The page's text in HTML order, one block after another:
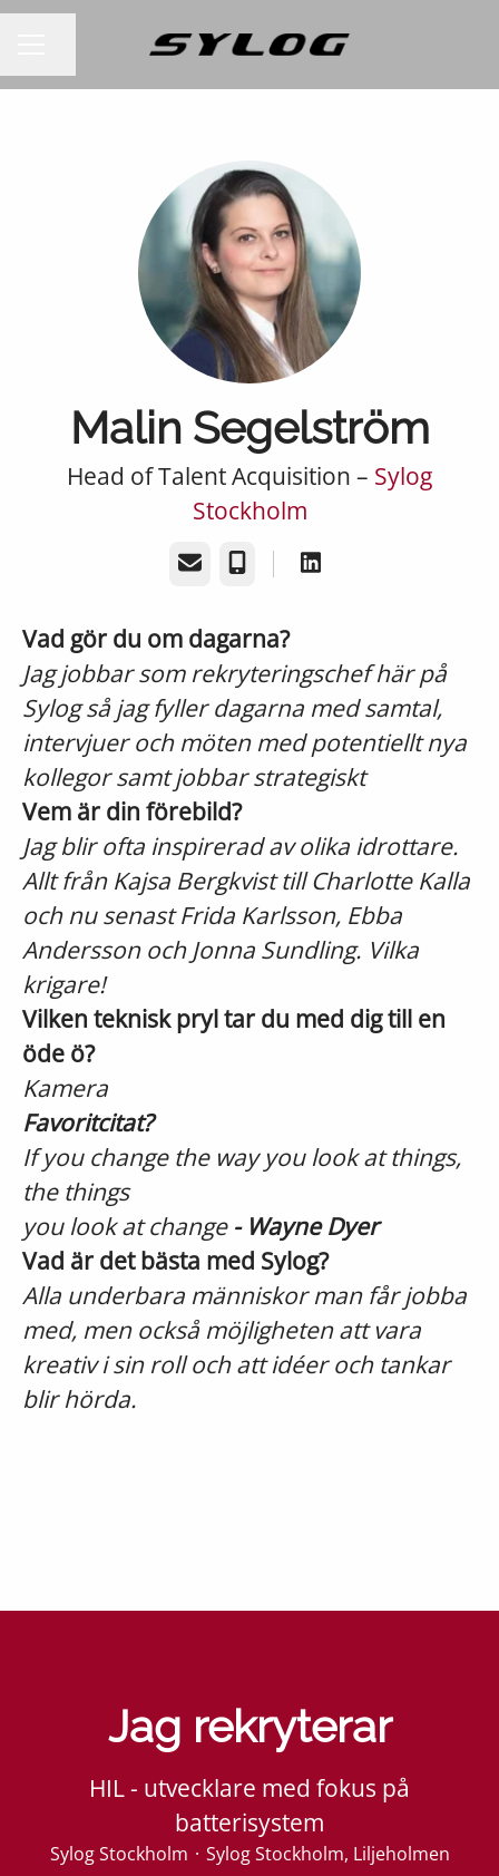
Malin Segelström
Head of Talent Acquisition – Sylog
Stockholm
E-post Telefon
Vad gör du om dagarna?
Jag jobbar som rekryteringschef här på
Sylog så jag fyller dagarna med samtal,
intervjuer och möten med potentiellt nya
kollegor samt jobbar strategiskt
Vem är din förebild?
Jag blir ofta inspirerad av olika idrottare.
Allt från Kajsa Bergkvist till Charlotte Kalla
och nu senast Frida Karlsson, Ebba
Andersson och Jonna Sundling. Vilka
krigare!
Vilken teknisk pryl tar du med dig till en
öde ö?
Kamera
Favoritcitat?
If you change the way you look at things,
the things
you look at change- Wayne Dyer
Vad är det bästa med Sylog?
Alla underbara människor man får jobba
med, men också möjligheten att vara
kreativ i sin roll och att idéer och tankar
blir hörda.
Jag rekryterar
HIL - utvecklare med fokus på
batterisystem
Sylog Stockholm · Sylog Stockholm, Liljeholmen